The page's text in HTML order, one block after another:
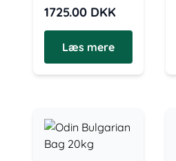
1725.00 DKK
Læs mere